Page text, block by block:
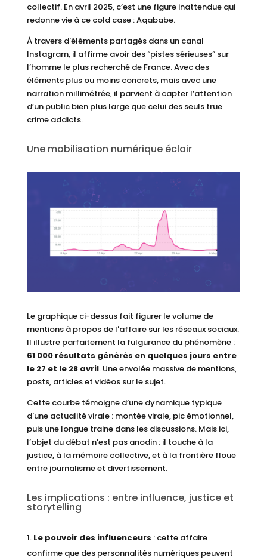
collectif. En avril 2025, c’est une figure inattendue qui
redonne vie à ce cold case : Aqababe.
À travers d'éléments partagés dans un canal
Instagram, il affirme avoir des “pistes sérieuses” sur
l’homme le plus recherché de France. Avec des
éléments plus ou moins concrets, mais avec une
narration millimétrée, il parvient à capter l’attention
d’un public bien plus large que celui des seuls true
crime addicts.
Une mobilisation numérique éclair
Le graphique ci-dessus fait figurer le volume de
mentions à propos de l'affaire sur les réseaux sociaux.
Il illustre parfaitement la fulgurance du phénomène :
61 000 résultats générés en quelques jours entre
le 27 et le 28 avril. Une envolée massive de mentions,
posts, articles et vidéos sur le sujet.
Cette courbe témoigne d’une dynamique typique
d'une actualité virale : montée virale, pic émotionnel,
puis une longue traine dans les discussions. Mais ici,
l’objet du débat n’est pas anodin : il touche à la
justice, à la mémoire collective, et à la frontière floue
entre journalisme et divertissement.
Les implications : entre influence, justice et
storytelling
Le pouvoir des influenceurs : cette affaire
confirme que des personnalités numériques peuvent